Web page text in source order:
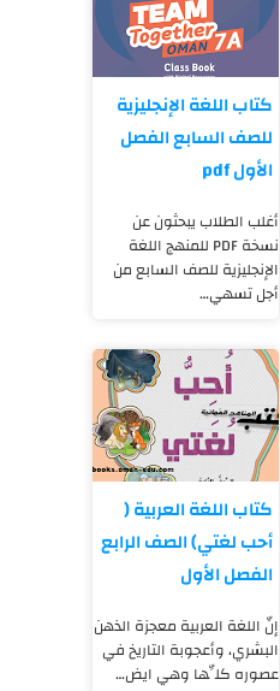
كتاب اللغة الإنجليزية
للصف السابع الفصل
الأول pdf
أغلب الطلاب يبحثون عن
نسخة PDF للمنهج اللغة
الإنجليزية للصف السابع من
أجل تسهي…
كتاب اللغة العربية (
أحب لغتي) الصف الرابع
الفصل الأول
إنّ اللغة العربية معجزة الذهن
البشري، وأعجوبة التاريخ في
عصوره كلِّها وهي ايض…